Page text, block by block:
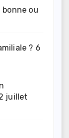
ou
? 6
juillet